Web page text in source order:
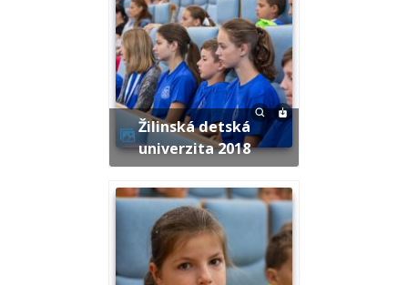
Žilinská detská
univerzita 2018